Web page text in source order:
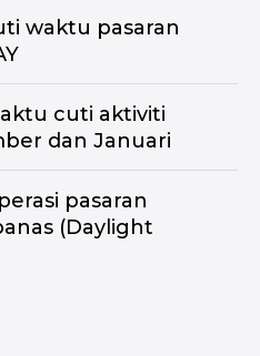
waktu pasaran
cuti aktiviti
dan Januari
pasaran
(Daylight